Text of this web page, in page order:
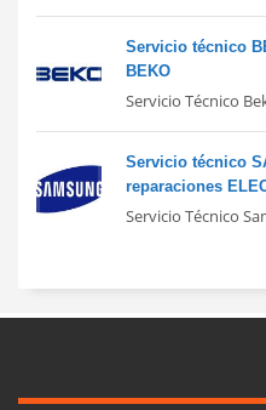
Servicio técnico
BEKO
Servicio Técnico
Servicio técnico
reparaciones
Servicio Técnico